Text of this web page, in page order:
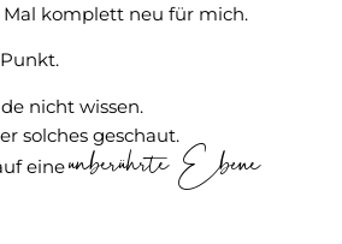
Mal komplett neu für mich.
nicht wissen.
solches geschaut.
eineunberührte Ebene